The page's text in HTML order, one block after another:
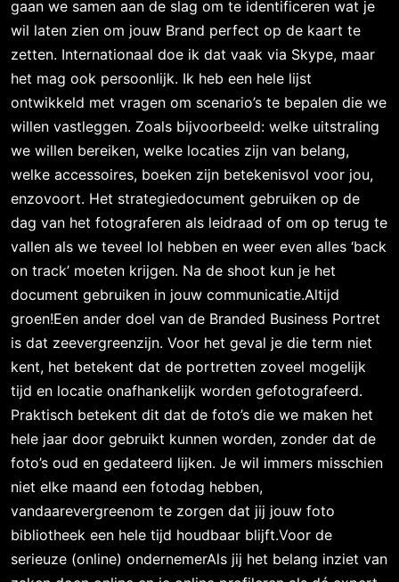
gaan we samen aan de slag om te identificeren wat je
wil laten zien om jouw Brand perfect op de kaart te
zetten. Internationaal doe ik dat vaak via Skype, maar
het mag ook persoonlijk. Ik heb een hele lijst
ontwikkeld met vragen om scenario’s te bepalen die we
willen vastleggen. Zoals bijvoorbeeld: welke uitstraling
we willen bereiken, welke locaties zijn van belang,
welke accessoires, boeken zijn betekenisvol voor jou,
enzovoort. Het strategiedocument gebruiken op de
dag van het fotograferen als leidraad of om op terug te
vallen als we teveel lol hebben en weer even alles ‘back
on track’ moeten krijgen. Na de shoot kun je het
document gebruiken in jouw communicatie.Altijd
groen!Een ander doel van de Branded Business Portret
is dat zeevergreenzijn. Voor het geval je die term niet
kent, het betekent dat de portretten zoveel mogelijk
tijd en locatie onafhankelijk worden gefotografeerd.
Praktisch betekent dit dat de foto’s die we maken het
hele jaar door gebruikt kunnen worden, zonder dat de
foto’s oud en gedateerd lijken. Je wil immers misschien
niet elke maand een fotodag hebben,
vandaarevergreenom te zorgen dat jij jouw foto
bibliotheek een hele tijd houdbaar blijft.Voor de
serieuze (online) ondernemerAls jij het belang inziet van